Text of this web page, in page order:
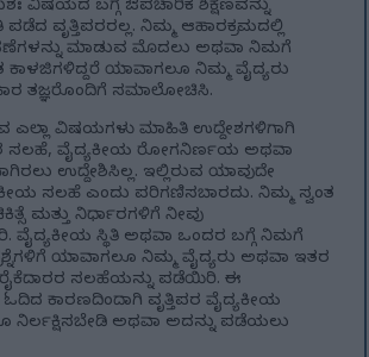
ವಿಷಯದ ಬಗ್ಗೆ ಔಪಚಾರಿಕ ಶಿಕ್ಷಣವನ್ನು
ವೃತ್ತಿಪರರಲ್ಲ. ನಿಮ್ಮ ಆಹಾರಕ್ರಮದಲ್ಲಿ
ಮಾಡುವ ಮೊದಲು ಅಥವಾ ನಿಮಗೆ
ಯಾವಾಗಲೂ ನಿಮ್ಮ ವೈದ್ಯರು
ತಜ್ಞರೊಂದಿಗೆ ಸಮಾಲೋಚಿಸಿ.
ಎಲ್ಲಾ ವಿಷಯಗಳು ಮಾಹಿತಿ ಉದ್ದೇಶಗಳಿಗಾಗಿ
ಸಲಹೆ, ವೈದ್ಯಕೀಯ ರೋಗನಿರ್ಣಯ ಅಥವಾ
ಉದ್ದೇಶಿಸಿಲ್ಲ. ಇಲ್ಲಿರುವ ಯಾವುದೇ
ಸಲಹೆ ಎಂದು ಪರಿಗಣಿಸಬಾರದು. ನಿಮ್ಮ ಸ್ವಂತ
ಮತ್ತು ನಿರ್ಧಾರಗಳಿಗೆ ನೀವು
ವೈದ್ಯಕೀಯ ಸ್ಥಿತಿ ಅಥವಾ ಒಂದರ ಬಗ್ಗೆ ನಿಮಗೆ
ಯಾವಾಗಲೂ ನಿಮ್ಮ ವೈದ್ಯರು ಅಥವಾ ಇತರ
ಸಲಹೆಯನ್ನು ಪಡೆಯಿರಿ. ಈ
ಕಾರಣದಿಂದಾಗಿ ವೃತ್ತಿಪರ ವೈದ್ಯಕೀಯ
ನಿರ್ಲಕ್ಷಿಸಬೇಡಿ ಅಥವಾ ಅದನ್ನು ಪಡೆಯಲು